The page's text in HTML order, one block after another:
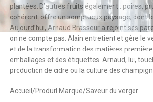
plantées. D’autres fruits également : poires,
cohérent, offre un somptueux paysage, dont
Aujourd’hui, Arnaud Brasseur a rejoint ses
on ne compte pas. Alain entretient et gère le
et de la transformation des matières
emballages et des étiquettes. Arnaud, lui,
production de cidre ou la culture des
Accueil Produit Marque Saveur du verger